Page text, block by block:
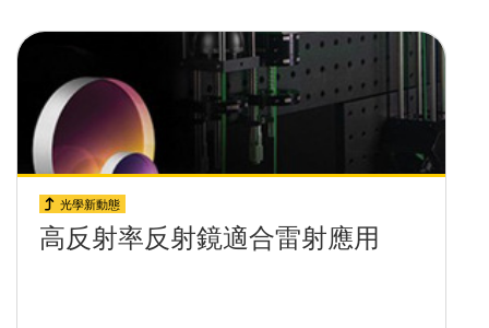
光學新動態
高反射率反射鏡適合雷射應用